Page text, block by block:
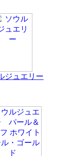
ジュエリー